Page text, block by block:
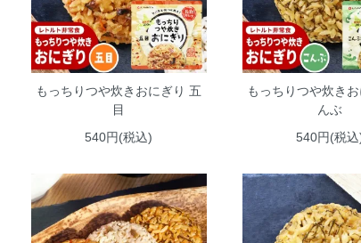
もっちりつや炊きおにぎり 五
目
540円(税込)
もっちりつや炊きお
んぶ
540円(税込